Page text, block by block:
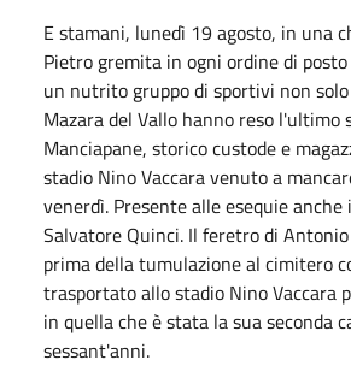
E stamani, lunedì 19 agosto, in una
Pietro gremita in ogni ordine di
un nutrito gruppo di sportivi non
Mazara del Vallo hanno reso l'ultimo
Manciapane, storico custode e
stadio Nino Vaccara venuto a
venerdì. Presente alle esequie anche
Salvatore Quinci. Il feretro di
prima della tumulazione al cimitero
trasportato allo stadio Nino Vaccara
in quella che è stata la sua seconda
sessant'anni.